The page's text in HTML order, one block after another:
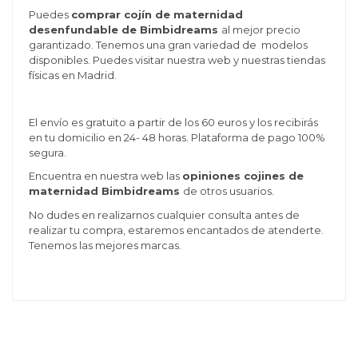
Puedes comprar cojín de maternidad
desenfundable de Bimbidreams al mejor precio
garantizado. Tenemos una gran variedad de modelos
disponibles. Puedes visitar nuestra web y nuestras tiendas
físicas en Madrid.
El envío es gratuito a partir de los 60 euros y los recibirás
en tu domicilio en 24- 48 horas. Plataforma de pago 100%
segura.
Encuentra en nuestra web las opiniones cojines de
maternidad Bimbidreams de otros usuarios.
No dudes en realizarnos cualquier consulta antes de
realizar tu compra, estaremos encantados de atenderte.
Tenemos las mejores marcas.